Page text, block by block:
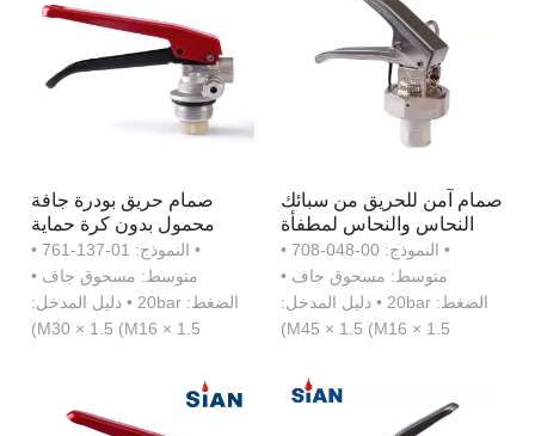
صمام آمن للحريق من سبائك
النحاس والنحاس لمطفأة
حريق المسحوق الجاف
• النموذج: 00-048-708 •
متوسط: مسحوق جاف •
الضغط: 20bar • دليل المدخل:
M45 × 1.5 (M16 × 1.5)
صمام حريق بودرة جافة
محمول بدون كرة حماية
• النموذج: 01-137-761 •
متوسط: مسحوق جاف •
الضغط: 20bar • دليل المدخل:
M30 × 1.5 (M16 × 1.5)